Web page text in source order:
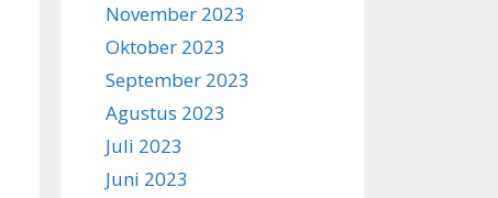
November 2023
Oktober 2023
September 2023
Agustus 2023
Juli 2023
Juni 2023